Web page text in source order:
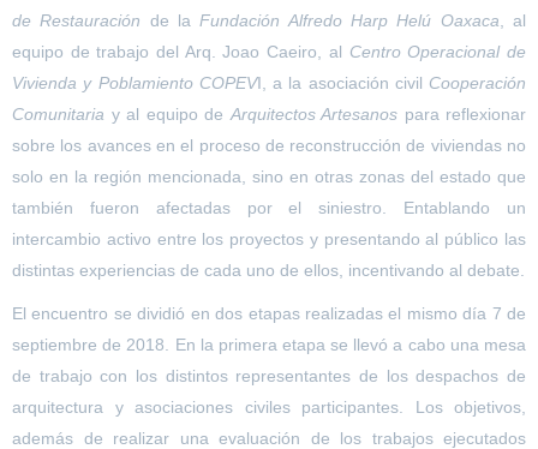
de Restauración de laFundación Alfredo Harp Helú Oaxaca , al
equipo de trabajo del Arq. Joao Caeiro, al Centro Operacional de
Vivienda y Poblamiento COPEVI, a la asociación civil Cooperación
Comunitaria y al equipo de Arquitectos Artesanos para reflexionar
sobre los avances en el proceso de reconstrucción de viviendas no
solo en la región mencionada, sino en otras zonas del estado que
también fueron afectadas por el siniestro. Entablando un
intercambio activo entre los proyectos y presentando al público las
distintas experiencias de cada uno de ellos, incentivando al debate.
El encuentro se dividió en dos etapas realizadas el mismo día 7 de
septiembre de 2018. En la primera etapa se llevó a cabo una mesa
de trabajo con los distintos representantes de los despachos de
arquitectura y asociaciones civiles participantes. Los objetivos,
además de realizar una evaluación de los trabajos ejecutados